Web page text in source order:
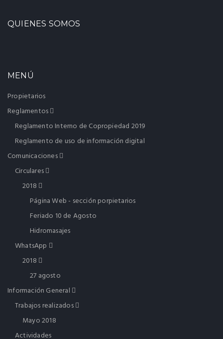
QUIENES SOMOS
MENÚ
Propietarios
Reglamentos
Reglamento Interno de Copropiedad 2019
Reglamento de uso de información digital
Comunicaciones
Circulares
2018
Página Web - sección porpietarios
Feriado 10 de Agosto
Hidromasajes
WhatsApp
2018
27 agosto
Información General
Trabajos realizados
Mayo 2018
Actividades